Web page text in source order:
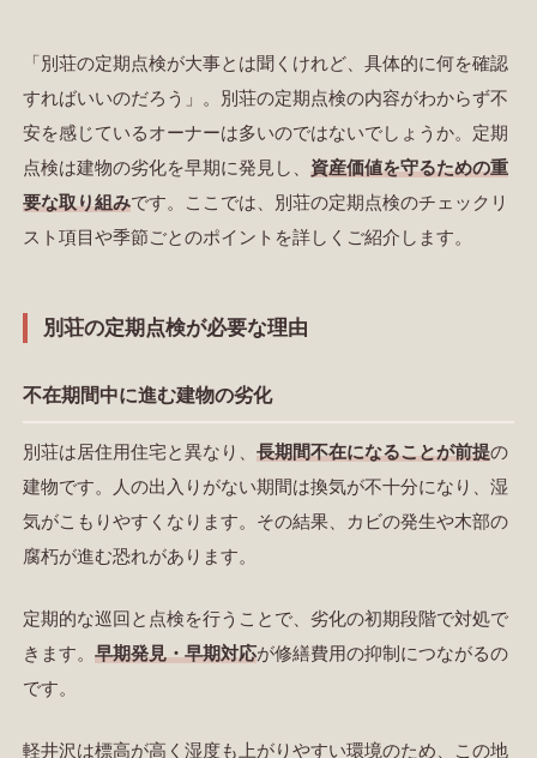
「別荘の定期点検が大事とは聞くけれど、具体的に何を確認
すればいいのだろう」。別荘の定期点検の内容がわからず不
安を感じているオーナーは多いのではないでしょうか。定期
点検は建物の劣化を早期に発見し、資産価値を守るための重
要な取り組みです。ここでは、別荘の定期点検のチェックリ
スト項目や季節ごとのポイントを詳しくご紹介します。
別荘の定期点検が必要な理由
不在期間中に進む建物の劣化
別荘は居住用住宅と異なり、長期間不在になることが前提の
建物です。人の出入りがない期間は換気が不十分になり、湿
気がこもりやすくなります。その結果、カビの発生や木部の
腐朽が進む恐れがあります。
定期的な巡回と点検を行うことで、劣化の初期段階で対処で
きます。早期発見・早期対応が修繕費用の抑制につながるの
です。
軽井沢は標高が高く湿度も上がりやすい環境のため、この地